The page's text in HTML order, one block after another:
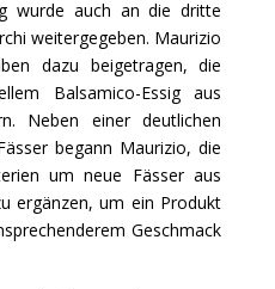
wurde auch an die dritte
weitergegeben. Maurizio
dazu beigetragen, die
Balsamico-Essig aus
Neben einer deutlichen
begann Maurizio, die
um neue Fässer aus
ergänzen, um ein Produkt
Geschmack